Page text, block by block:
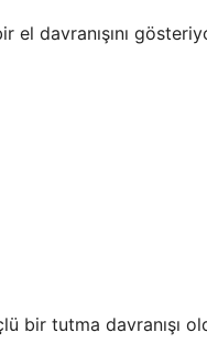
davranışını
bir tutma davranışı